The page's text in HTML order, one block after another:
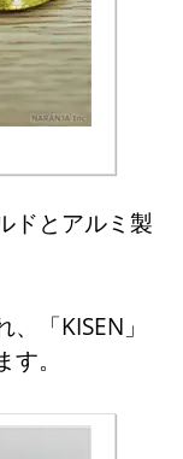
ドとアルミ製
「KISEN」
。